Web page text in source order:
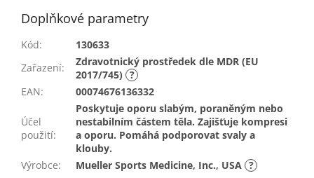
Doplňkové parametry
Kód:
130633
Zařazení:
Zdravotnický prostředek dle MDR (EU
2017/745) ?
EAN: 00074676136332
Účel
použití:
Poskytuje oporu slabým, poraněným nebo
nestabilním částem těla. Zajišťuje kompresi
a oporu. Pomáhá podporovat svaly a
klouby.
Výrobce: Mueller Sports Medicine, Inc., USA ?